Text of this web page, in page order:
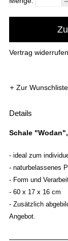
Vertrag widerrufen
Zur
Details
Schale
- ideal zum
- naturbelassenes
- Form und
- 60 x 17 x 16 cm
- Zusätzlich
Angebot.